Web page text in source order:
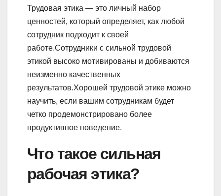
Трудовая этика — это личный набор
ценностей, который определяет, как любой
сотрудник подходит к своей
работе.Сотрудники с сильной трудовой
этикой высоко мотивированы и добиваются
неизменно качественных
результатов.Хорошей трудовой этике можно
научить, если вашим сотрудникам будет
четко продемонстрировано более
продуктивное поведение.
Что такое сильная
рабочая этика?